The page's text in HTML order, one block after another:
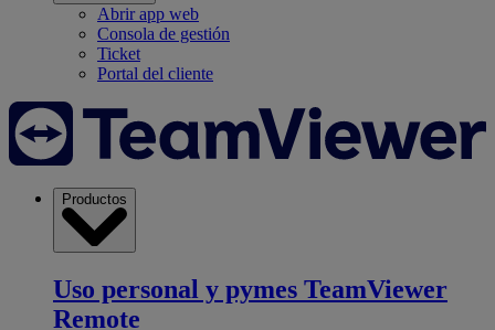
Abrir app web
Consola de gestión
Ticket
Portal del cliente
Productos
Uso personal y pymes TeamViewer
Remote